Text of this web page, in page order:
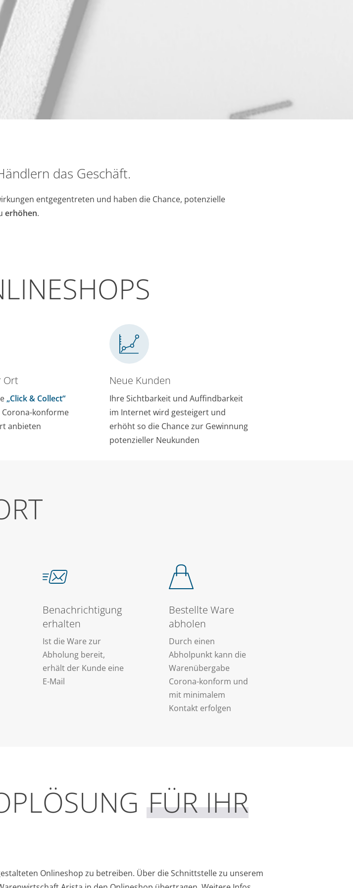
das Geschäft.
entgegentreten und haben die Chance, potenzielle
erhöhen.
Ort
„Click & Collect“
Corona-konforme
anbieten
Neue Kunden
Ihre Sichtbarkeit und Auffindbarkeit
im Internet wird gesteigert und
erhöht so die Chance zur Gewinnung
potenzieller Neukunden
Benachrichtigung
erhalten
Ist die Ware zur
Abholung bereit,
erhält der Kunde eine
E-Mail
Bestellte Ware
abholen
Durch einen
Abholpunkt kann die
Warenübergabe
Corona-konform und
mit minimalem
Kontakt erfolgen
FÜR IHR
Onlineshop zu betreiben. Über die Schnittstelle zu unserem